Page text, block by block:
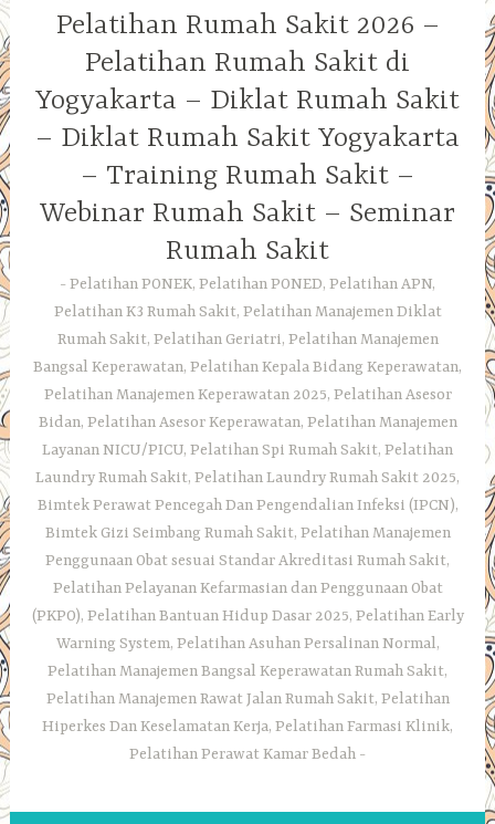
Pelatihan Rumah Sakit 2026 –
Pelatihan Rumah Sakit di
Yogyakarta – Diklat Rumah Sakit
– Diklat Rumah Sakit Yogyakarta
– Training Rumah Sakit –
Webinar Rumah Sakit – Seminar
Rumah Sakit
Pelatihan PONEK, Pelatihan PONED, Pelatihan APN,
Pelatihan K3 Rumah Sakit, Pelatihan Manajemen Diklat
Rumah Sakit, Pelatihan Geriatri, Pelatihan Manajemen
Bangsal Keperawatan, Pelatihan Kepala Bidang Keperawatan,
Pelatihan Manajemen Keperawatan 2025, Pelatihan Asesor
Bidan, Pelatihan Asesor Keperawatan, Pelatihan Manajemen
Layanan NICU/PICU, Pelatihan Spi Rumah Sakit, Pelatihan
Laundry Rumah Sakit, Pelatihan Laundry Rumah Sakit 2025,
Bimtek Perawat Pencegah Dan Pengendalian Infeksi (IPCN),
Bimtek Gizi Seimbang Rumah Sakit, Pelatihan Manajemen
Penggunaan Obat sesuai Standar Akreditasi Rumah Sakit,
Pelatihan Pelayanan Kefarmasian dan Penggunaan Obat
(PKPO), Pelatihan Bantuan Hidup Dasar 2025, Pelatihan Early
Warning System, Pelatihan Asuhan Persalinan Normal,
Pelatihan Manajemen Bangsal Keperawatan Rumah Sakit,
Pelatihan Manajemen Rawat Jalan Rumah Sakit, Pelatihan
Hiperkes Dan Keselamatan Kerja, Pelatihan Farmasi Klinik,
Pelatihan Perawat Kamar Bedah